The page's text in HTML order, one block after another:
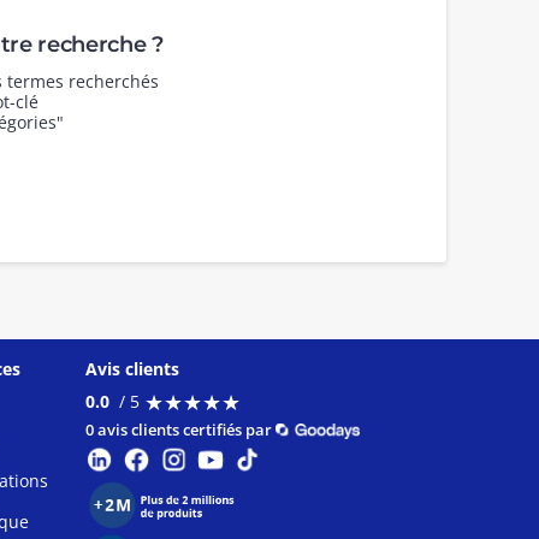
recherche ?
recherchés
clé
Avis clients
0.0 / 5 ★★★★★
★★★★★
0 avis clients certifiés par